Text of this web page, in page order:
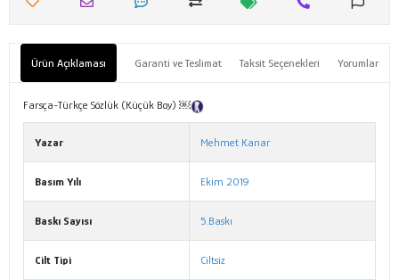
Ürün Açıklaması Garanti ve Teslimat Taksit Seçenekleri Yorumlar
Farsça-Türkçe Sözlük (Küçük Boy) ￼
Yazar Mehmet Kanar
Basım Yılı Ekim 2019
Baskı Sayısı 5.Baskı
Cilt Tipi Ciltsiz